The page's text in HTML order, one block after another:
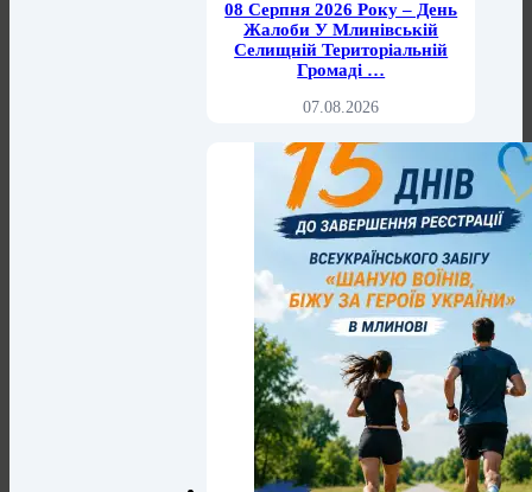
08 Серпня 2026 Року – День
Жалоби У Млинівській
Селищній Територіальній
Громаді …
07.08.2026